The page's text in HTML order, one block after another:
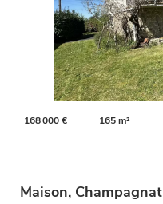
168 000 € 165 m²
Maison, Champagnat